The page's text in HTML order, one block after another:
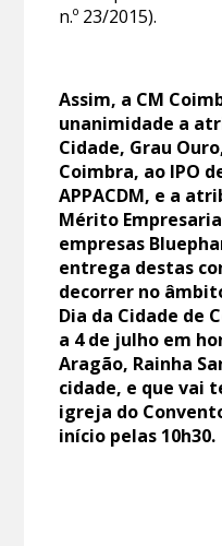
n.º 23/2015).
Assim, a CM
unanimidade a
Cidade, Grau
Coimbra, ao IPO
APPACDM, e a
Mérito
empresas
entrega destas
decorrer no
Dia da Cidade de
a 4 de julho em
Aragão, Rainha
cidade, e que vai
igreja do
início pelas 10h30.